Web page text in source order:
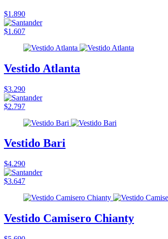
$1.890
$1.607
Vestido Atlanta
$3.290
$2.797
Vestido Bari
$4.290
$3.647
Vestido Camisero Chianty